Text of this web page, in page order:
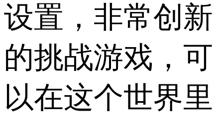
设置，非常创新
的挑战游戏，可
以在这个世界里